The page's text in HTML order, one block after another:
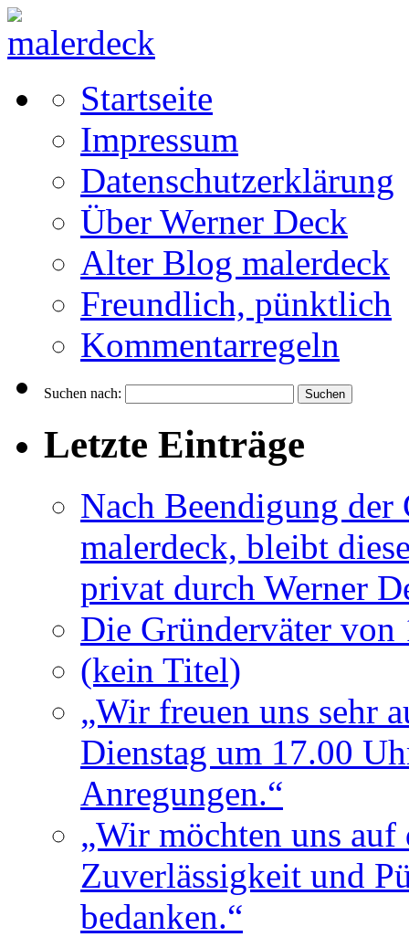
Startseite
Impressum
Datenschutzerklärung
Über Werner Deck
Alter Blog malerdeck
Freundlich, pünktlich
Kommentarregeln
Suchen nach:
Letzte Einträge
Nach Beendigung
malerdeck, bleibt
privat durch Werner
Die Gründerväter
(kein Titel)
„Wir freuen uns sehr
Dienstag um 17.00
Anregungen.“
„Wir möchten uns
Zuverlässigkeit und
bedanken.“